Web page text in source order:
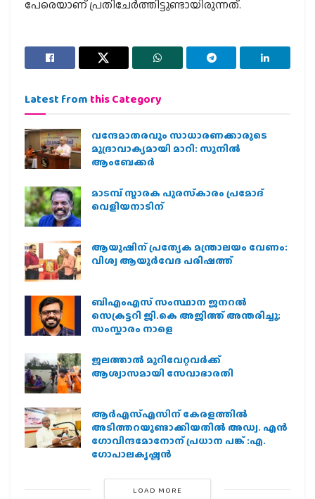
പേരെയാണ് പ്രതിചേർത്തിട്ടുണ്ടായിരുന്നത്.
Latest from this Category
വന്ദേമാതരവും സാധാരണക്കാരുടെ
മുദ്രാവാക്യമായി മാറി: സുനിൽ
ആംബേക്കർ
മാടമ്പ് സ്മാരക പുരസ്‌കാരം പ്രമോദ്
വെളിയനാടിന്
ആയുഷിന് പ്രത്യേക മന്ത്രാലയം വേണം:
വിശ്വ ആയുര്‍വേദ പരിഷത്ത്
ബിഎംഎസ് സംസ്ഥാന ജനറൽ
സെക്രട്ടറി ജി.കെ അജിത്ത് അന്തരിച്ചു;
സംസ്കാരം നാളെ
ജലത്താല്‍ മുറിവേറ്റവര്‍ക്ക്
ആശ്വാസമായി സേവാഭാരതി
ആര്‍എസ്എസിന് കേരളത്തില്‍
അടിത്തറയുണ്ടാക്കിയതില്‍ അഡ്വ. എന്‍
ഗോവിന്ദമോനോന് പ്രധാന പങ്ക് :എ.
ഗോപാലകൃഷ്ണന്‍
LOAD MORE